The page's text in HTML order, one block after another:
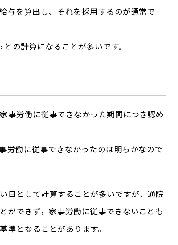
与を算出し、それを採用するのが通常で
の計算になることが多いです。
事労働に従事できなかった期間につき認め
労働に従事できなかったのは明らかなので
日として計算することが多いですが、通院
ができず，家事労働に従事できないことも
準となることがあります。